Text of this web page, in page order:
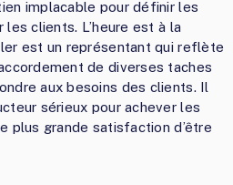
implacable pour définir les
clients. L’heure est à la
est un représentant qui reflète
de diverses taches
aux besoins des clients. Il
sérieux pour achever les
plus grande satisfaction d’être